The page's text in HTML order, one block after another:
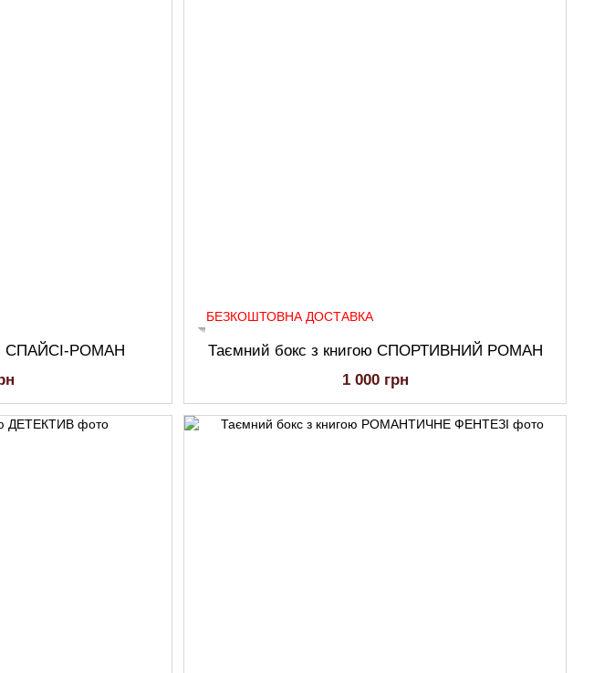
СПАЙСІ-РОМАН
БЕЗКОШТОВНА ДОСТАВКА
Таємний бокс з книгою СПОРТИВНИЙ РОМАН
1 000 грн